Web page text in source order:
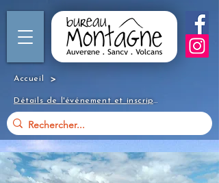
Accueil >
Détails de l'événement et inscription